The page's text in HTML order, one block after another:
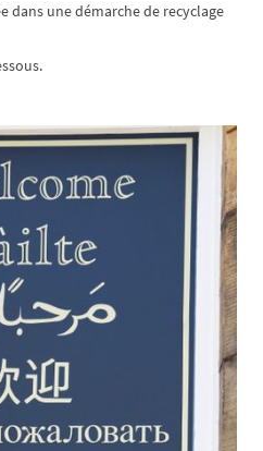
dans une démarche de recyclage